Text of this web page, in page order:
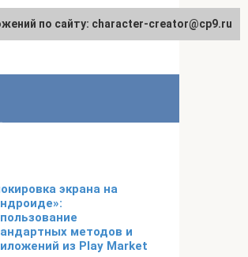
экрана на
методов и
из Play Market
по сайту: character-creator@cp9.ru